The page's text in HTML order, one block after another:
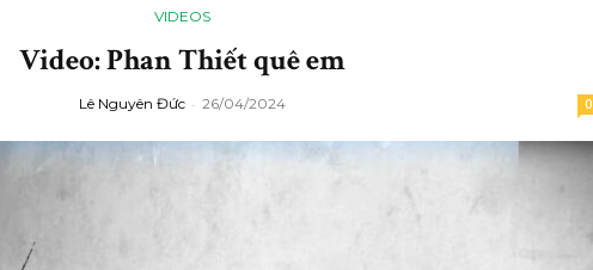
VIDEOS
Video: Phan Thiết quê em
Lê Nguyên Đức - 26/04/2024 0